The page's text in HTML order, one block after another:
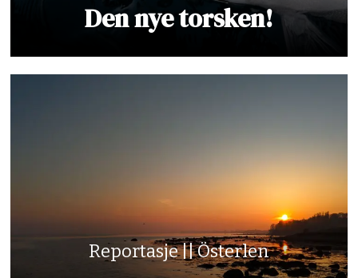
Den nye torsken!
Reportasje || Österlen